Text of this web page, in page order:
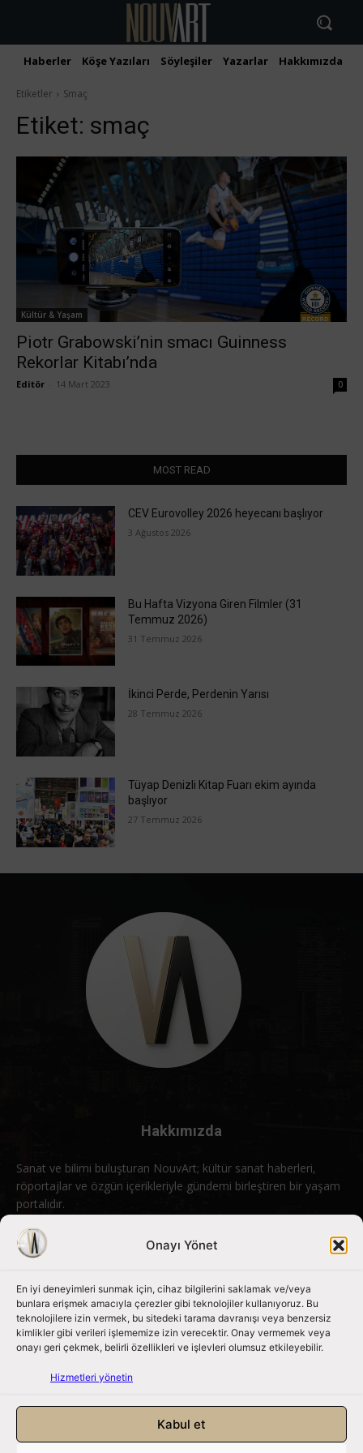
Onayı Yönet
En iyi deneyimleri sunmak için, cihaz bilgilerini saklamak ve/veya
bunlara erişmek amacıyla çerezler gibi teknolojiler kullanıyoruz. Bu
teknolojilere izin vermek, bu sitedeki tarama davranışı veya benzersiz
kimlikler gibi verileri işlememize izin verecektir. Onay vermemek veya
onayı geri çekmek, belirli özellikleri ve işlevleri olumsuz etkileyebilir.
Hizmetleri yönetin
Kabul et
Haberler Köşe Yazıları Söyleşiler Yazarlar Hakkımızda
Etiketler Smaç
Etiket: smaç
Kültür & Yaşam
Piotr Grabowski’nin smacı Guinness
Rekorlar Kitabı’nda
Editör 14 Mart 2023 0
MOST READ
CEV Eurovolley 2026 heyecanı başlıyor
3 Ağustos 2026
Bu Hafta Vizyona Giren Filmler (31
Temmuz 2026)
31 Temmuz 2026
İkinci Perde, Perdenin Yarısı
28 Temmuz 2026
Tüyap Denizli Kitap Fuarı ekim ayında
başlıyor
27 Temmuz 2026
Hakkımızda
Sanat ve bilimi buluşturan NouvArt; kültür sanat haberleri,
röportajlar ve özgün içerikleriyle gündemi birleştiren bir yaşam
portalıdır.
Bizimle iletişime geçin: info@nouvart.net
Bizi Takip Edin